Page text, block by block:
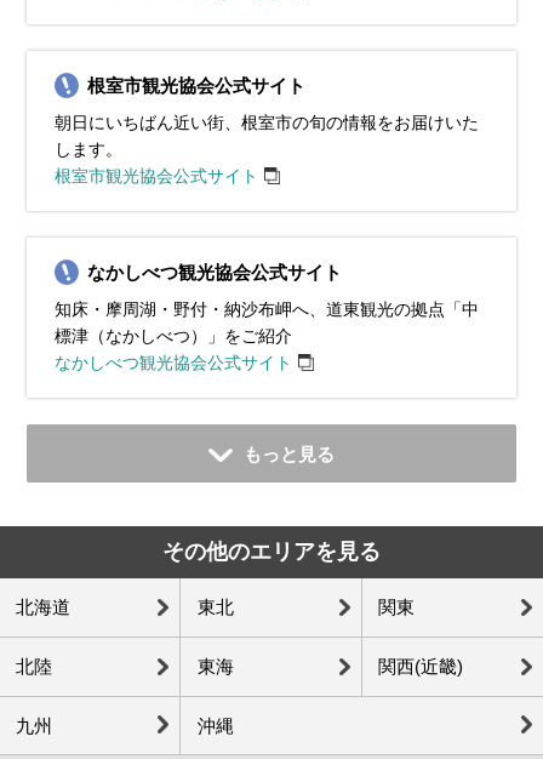
根室市観光協会公式サイト
朝日にいちばん近い街、根室市の旬の情報をお届けいた
します。
根室市観光協会公式サイト
なかしべつ観光協会公式サイト
知床・摩周湖・野付・納沙布岬へ、道東観光の拠点「中
標津（なかしべつ）」をご紹介
なかしべつ観光協会公式サイト
もっと見る
その他のエリアを見る
北海道 東北 関東
北陸 東海 関西(近畿)
九州 沖縄